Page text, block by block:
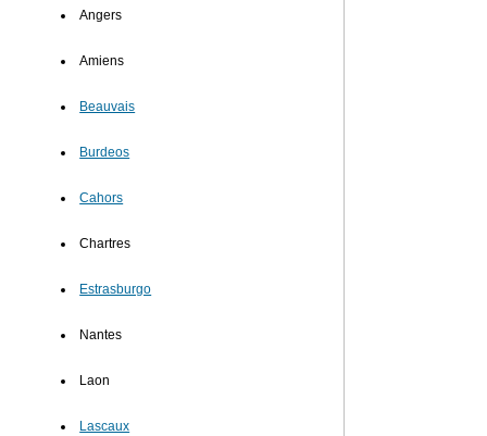
Angers
Amiens
Beauvais
Burdeos
Cahors
Chartres
Estrasburgo
Nantes
Laon
Lascaux